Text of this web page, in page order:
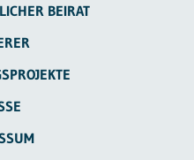
BEIRAT